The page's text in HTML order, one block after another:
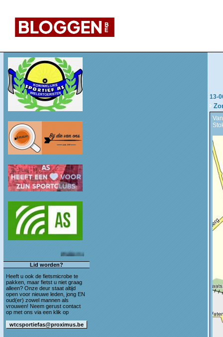
Welkom op de blog van WTC Sportief As!
Lid worden?
Heeft u ook de fietsmicrobe te
pakken, maar fietst u niet graag
alleen? Onze deur staat altijd
open voor nieuwe leden, jong EN
oud(er) zowel mannen als
vrouwen! Neem gerust contact
op met ons via een klik op
13-